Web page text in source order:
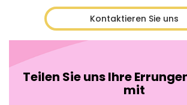
Kontaktieren Sie uns
Teilen Sie uns Ihre
mit